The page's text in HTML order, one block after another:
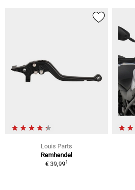
Louis Parts
Remhendel
€ 39,991